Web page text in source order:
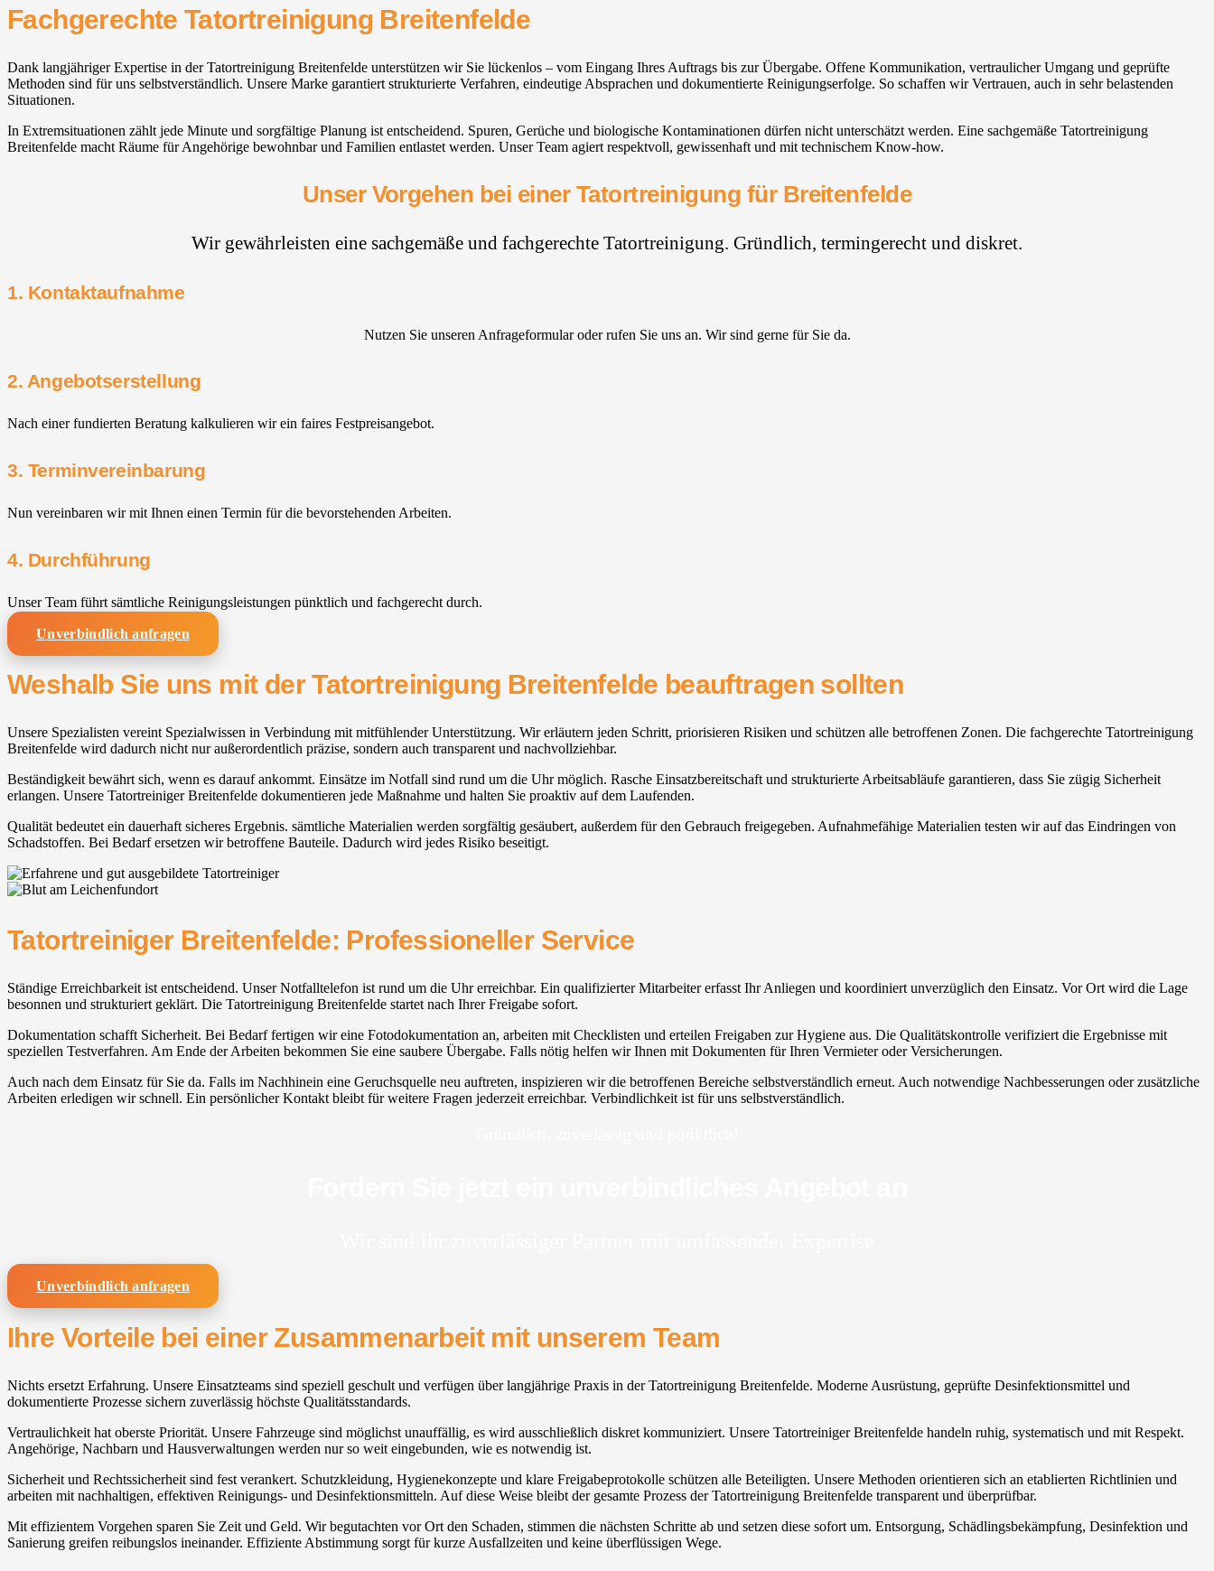
Fachgerechte Tatortreinigung Breitenfelde
Dank langjähriger Expertise in der Tatortreinigung Breitenfelde unterstützen wir Sie lückenlos – vom Eingang Ihres Auftrags bis zur Übergabe. Offene Kommunikation, vertraulicher Umgang und geprüfte
Methoden sind für uns selbstverständlich. Unsere Marke garantiert strukturierte Verfahren, eindeutige Absprachen und dokumentierte Reinigungserfolge. So schaffen wir Vertrauen, auch in sehr belastenden
Situationen.
In Extremsituationen zählt jede Minute und sorgfältige Planung ist entscheidend. Spuren, Gerüche und biologische Kontaminationen dürfen nicht unterschätzt werden. Eine sachgemäße Tatortreinigung
Breitenfelde macht Räume für Angehörige bewohnbar und Familien entlastet werden. Unser Team agiert respektvoll, gewissenhaft und mit technischem Know-how.
Unser Vorgehen bei einer Tatortreinigung für Breitenfelde
Wir gewährleisten eine sachgemäße und fachgerechte Tatortreinigung. Gründlich, termingerecht und diskret.
1. Kontaktaufnahme
Nutzen Sie unseren Anfrageformular oder rufen Sie uns an. Wir sind gerne für Sie da.
2. Angebotserstellung
Nach einer fundierten Beratung kalkulieren wir ein faires Festpreisangebot.
3. Terminvereinbarung
Nun vereinbaren wir mit Ihnen einen Termin für die bevorstehenden Arbeiten.
4. Durchführung
Unser Team führt sämtliche Reinigungsleistungen pünktlich und fachgerecht durch.
Unverbindlich anfragen
Weshalb Sie uns mit der Tatortreinigung Breitenfelde beauftragen sollten
Unsere Spezialisten vereint Spezialwissen in Verbindung mit mitfühlender Unterstützung. Wir erläutern jeden Schritt, priorisieren Risiken und schützen alle betroffenen Zonen. Die fachgerechte Tatortreinigung
Breitenfelde wird dadurch nicht nur außerordentlich präzise, sondern auch transparent und nachvollziehbar.
Beständigkeit bewährt sich, wenn es darauf ankommt. Einsätze im Notfall sind rund um die Uhr möglich. Rasche Einsatzbereitschaft und strukturierte Arbeitsabläufe garantieren, dass Sie zügig Sicherheit
erlangen. Unsere Tatortreiniger Breitenfelde dokumentieren jede Maßnahme und halten Sie proaktiv auf dem Laufenden.
Qualität bedeutet ein dauerhaft sicheres Ergebnis. sämtliche Materialien werden sorgfältig gesäubert, außerdem für den Gebrauch freigegeben. Aufnahmefähige Materialien testen wir auf das Eindringen von
Schadstoffen. Bei Bedarf ersetzen wir betroffene Bauteile. Dadurch wird jedes Risiko beseitigt.
Tatortreiniger Breitenfelde: Professioneller Service
Ständige Erreichbarkeit ist entscheidend. Unser Notfalltelefon ist rund um die Uhr erreichbar. Ein qualifizierter Mitarbeiter erfasst Ihr Anliegen und koordiniert unverzüglich den Einsatz. Vor Ort wird die Lage
besonnen und strukturiert geklärt. Die Tatortreinigung Breitenfelde startet nach Ihrer Freigabe sofort.
Dokumentation schafft Sicherheit. Bei Bedarf fertigen wir eine Fotodokumentation an, arbeiten mit Checklisten und erteilen Freigaben zur Hygiene aus. Die Qualitätskontrolle verifiziert die Ergebnisse mit
speziellen Testverfahren. Am Ende der Arbeiten bekommen Sie eine saubere Übergabe. Falls nötig helfen wir Ihnen mit Dokumenten für Ihren Vermieter oder Versicherungen.
Auch nach dem Einsatz für Sie da. Falls im Nachhinein eine Geruchsquelle neu auftreten, inspizieren wir die betroffenen Bereiche selbstverständlich erneut. Auch notwendige Nachbesserungen oder zusätzliche
Arbeiten erledigen wir schnell. Ein persönlicher Kontakt bleibt für weitere Fragen jederzeit erreichbar. Verbindlichkeit ist für uns selbstverständlich.
Unverbindlich anfragen
Ihre Vorteile bei einer Zusammenarbeit mit unserem Team
Nichts ersetzt Erfahrung. Unsere Einsatzteams sind speziell geschult und verfügen über langjährige Praxis in der Tatortreinigung Breitenfelde. Moderne Ausrüstung, geprüfte Desinfektionsmittel und
dokumentierte Prozesse sichern zuverlässig höchste Qualitätsstandards.
Vertraulichkeit hat oberste Priorität. Unsere Fahrzeuge sind möglichst unauffällig, es wird ausschließlich diskret kommuniziert. Unsere Tatortreiniger Breitenfelde handeln ruhig, systematisch und mit Respekt.
Angehörige, Nachbarn und Hausverwaltungen werden nur so weit eingebunden, wie es notwendig ist.
Sicherheit und Rechtssicherheit sind fest verankert. Schutzkleidung, Hygienekonzepte und klare Freigabeprotokolle schützen alle Beteiligten. Unsere Methoden orientieren sich an etablierten Richtlinien und
arbeiten mit nachhaltigen, effektiven Reinigungs- und Desinfektionsmitteln. Auf diese Weise bleibt der gesamte Prozess der Tatortreinigung Breitenfelde transparent und überprüfbar.
Mit effizientem Vorgehen sparen Sie Zeit und Geld. Wir begutachten vor Ort den Schaden, stimmen die nächsten Schritte ab und setzen diese sofort um. Entsorgung, Schädlingsbekämpfung, Desinfektion und
Sanierung greifen reibungslos ineinander. Effiziente Abstimmung sorgt für kurze Ausfallzeiten und keine überflüssigen Wege.